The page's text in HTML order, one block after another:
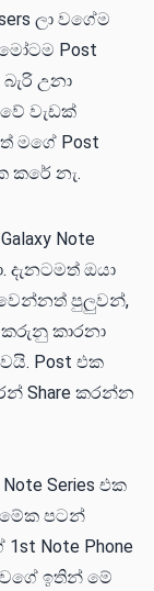
ලා වගේම
Post
උනා
වැඩක්
මගේ Post
නැ.
Note
ඔයා
පුලුවන්,
කාරනා
Post එක
Share කරන්න
Series එක
මේක පටන්
Note Phone
වගේ ඉතින් මේ